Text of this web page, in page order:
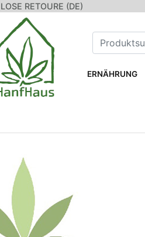
RETOURE (DE)
ERNÄHRUNG